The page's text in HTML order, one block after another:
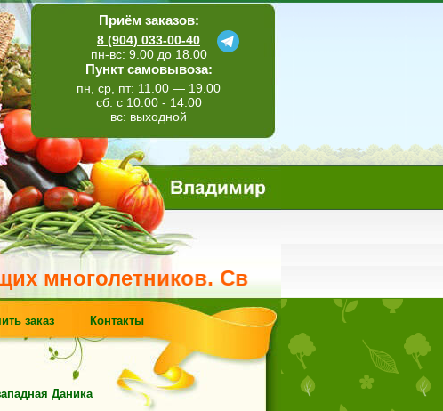
Приём заказов:
8 (904) 033-00-40
пн-вс: 9.00 до 18.00
Пункт самовывоза:
пн, ср, пт: 11.00 — 19.00
сб: с 10.00 - 14.00
вс: выходной
Свежее поступление
заказ Контакты
Даника